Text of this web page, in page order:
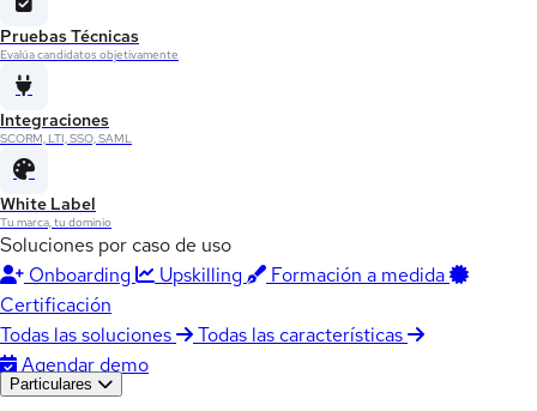
Pruebas Técnicas
Evalúa candidatos objetivamente
Integraciones
SCORM, LTI, SSO, SAML
White Label
Tu marca, tu dominio
Soluciones por caso de uso
Onboarding
Upskilling
Formación a medida
Certificación
Todas las soluciones
Todas las características
Agendar demo
Particulares